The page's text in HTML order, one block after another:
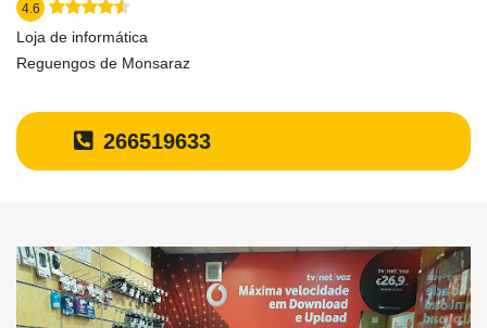
4.6
Loja de informática
Reguengos de Monsaraz
266519633